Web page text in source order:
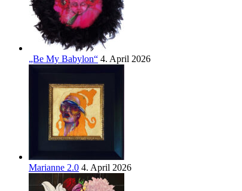
„Be My Babylon“ 4. April 2026
Marianne 2.0 4. April 2026